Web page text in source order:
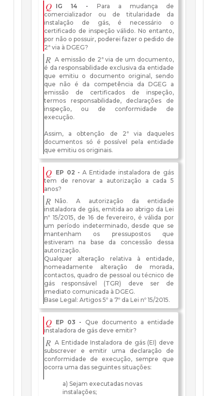
Q IG 14 - Para a mudança de
comercializador ou de titularidade da
instalação de gás, é necessário o
certificado de inspeção válido. No entanto,
por não o possuir, poderei fazer o pedido de
2ª via à DGEG?
R A emissão de 2ª via de um documento,
é da responsabilidade exclusiva da entidade
que emitiu o documento original, sendo
que não é da competência da DGEG a
emissão de certificados de inspeção,
termos responsabilidade, declarações de
inspeção, ou de conformidade de
execução.
Assim, a obtenção de 2ª via daqueles
documentos só é possível pela entidade
que emitiu os originais.
Q EP 02 - A Entidade instaladora de gás
tem de renovar a autorização a cada 5
anos?
R Não. A autorização da entidade
instaladora de gás, emitida ao abrigo da Lei
nº 15/2015, de 16 de fevereiro, é válida por
um período indeterminado, desde que se
mantenham os pressupostos que
estiveram na base da concessão dessa
autorização.
Qualquer alteração relativa à entidade,
nomeadamente alteração de morada,
contactos, quadro de pessoal ou técnico de
gás responsável (TGR) deve ser de
imediato comunicada à DGEG.
Base Legal: Artigos 5º a 7º da Lei nº 15/2015.
Q EP 03 - Que documento a entidade
instaladora de gás deve emitir?
R A Entidade Instaladora de gás (EI) deve
subscrever e emitir uma declaração de
conformidade de execução, sempre que
ocorra uma das seguintes situações:
a) Sejam executadas novas
instalações;